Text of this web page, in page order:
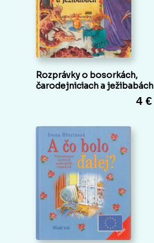
Rozprávky o bosorkách,
čarodejniciach a ježibabách
4 €